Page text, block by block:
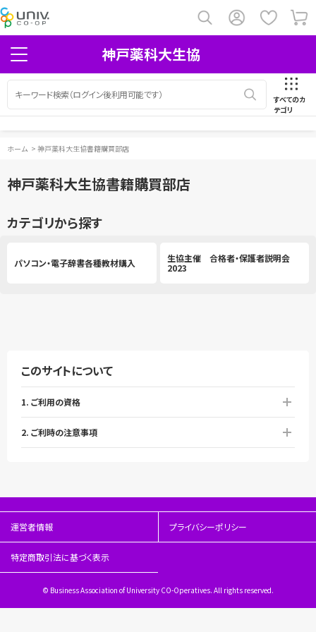
神戸薬科大生協
すべてのカ
テゴリ
ホーム > 神戸薬科大生協書籍購買部店
神戸薬科大生協書籍購買部店
カテゴリから探す
パソコン・電子辞書各種教材購入
生協主催 合格者・保護者説明会
2023
このサイトについて
1. ご利用の資格
2. ご利時の注意事項
運営者情報 プライバシーポリシー
特定商取引法に基づく表示
© Business Association of University CO-Operatives. All rights reserved.